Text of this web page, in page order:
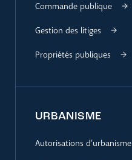
Commande publique
Gestion des litiges
Propriétés publiques
URBANISME
Autorisations d’urbanisme